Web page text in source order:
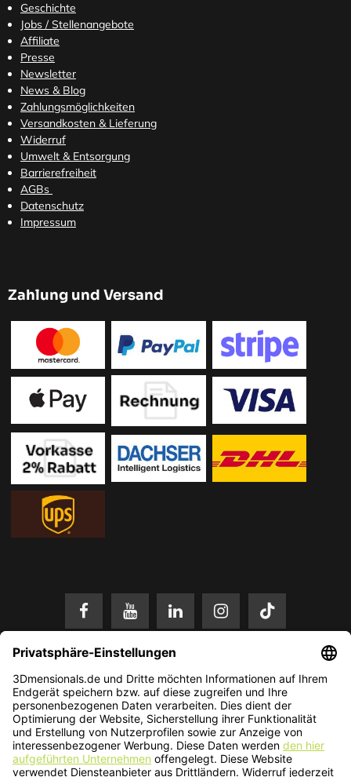
Geschichte
Jobs / Stellenangebote
Affiliate
Presse
Newsletter
News & Blog
Zahlungsmöglichkeiten
Versandkosten & Lieferung
Widerruf
Umwelt & Entsorgung
Barrierefreiheit
AGBs
Datenschutz
Impressum
Zahlung und Versand
* Alle Preise in EUR inkl. gesetzl. Mehrwertsteuer zzgl. Versandkosten.
Änderungen und Irrtümer vorbehalten. Nur solange der Vorrat reicht.
© 2026 3Dmensionals / PONTIALIS GmbH & Co. KG - All Rights Reserved.​
Kundenbewertung